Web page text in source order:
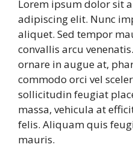
Lorem ipsum dolor sit
adipiscing elit. Nunc
aliquet. Sed tempor
convallis arcu
ornare in augue at,
commodo orci vel
sollicitudin feugiat
massa, vehicula at
felis. Aliquam quis
mauris.